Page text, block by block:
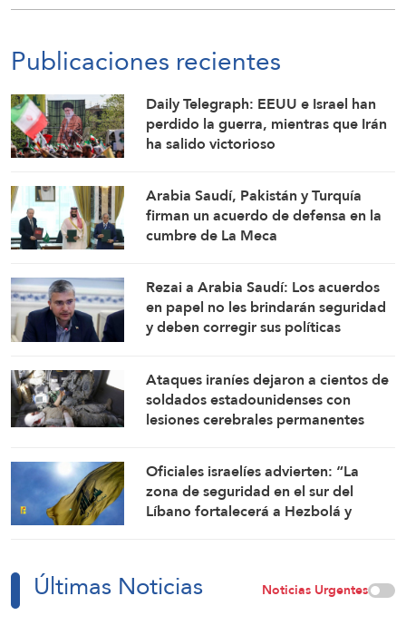
Publicaciones recientes
Daily Telegraph: EEUU e Israel han
perdido la guerra, mientras que Irán
ha salido victorioso
Arabia Saudí, Pakistán y Turquía
firman un acuerdo de defensa en la
cumbre de La Meca
Rezai a Arabia Saudí: Los acuerdos
en papel no les brindarán seguridad
y deben corregir sus políticas
Ataques iraníes dejaron a cientos de
soldados estadounidenses con
lesiones cerebrales permanentes
Oficiales israelíes advierten: “La
zona de seguridad en el sur del
Líbano fortalecerá a Hezbolá y
Últimas Noticias Noticias Urgentes